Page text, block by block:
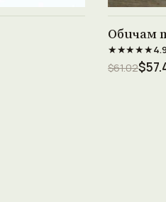
Обичам
★★★★★
$61.02